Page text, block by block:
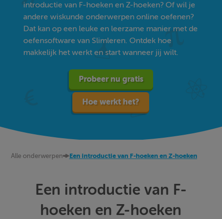
introductie van F-hoeken en Z-hoeken? Of wil je
andere wiskunde onderwerpen online oefenen?
Dat kan op een leuke en leerzame manier met de
oefensoftware van Slimleren. Ontdek hoe
makkelijk het werkt en start wanneer jij wilt.
Probeer nu gratis
Hoe werkt het?
Alle onderwerpen Een introductie van F-hoeken en Z-hoeken
Een introductie van F-
hoeken en Z-hoeken